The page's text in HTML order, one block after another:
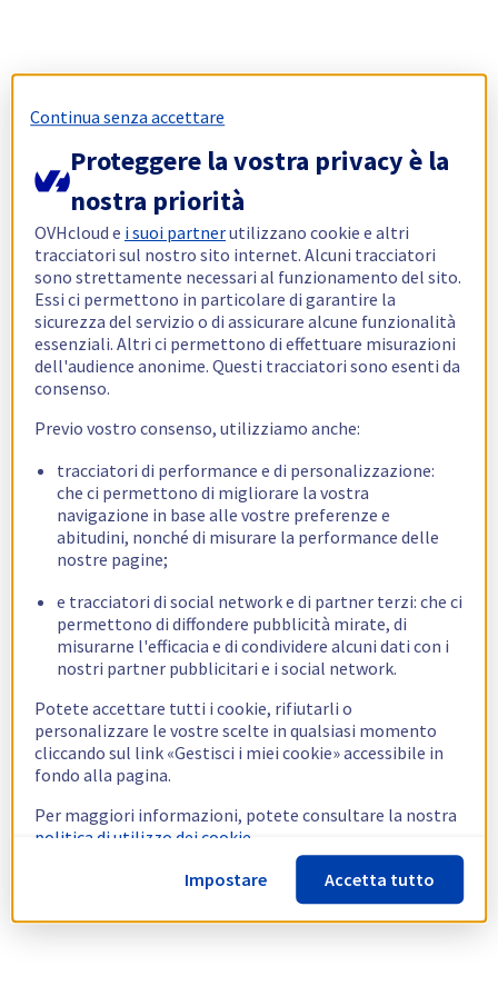
Continua senza accettare
Proteggere la vostra privacy è la
nostra priorità
OVHcloud e i suoi partnerutilizzano cookie e altri
tracciatori sul nostro sito internet. Alcuni tracciatori
sono strettamente necessari al funzionamento del sito.
Essi ci permettono in particolare di garantire la
sicurezza del servizio o di assicurare alcune funzionalità
essenziali. Altri ci permettono di effettuare misurazioni
dell'audience anonime. Questi tracciatori sono esenti da
consenso.
Previo vostro consenso, utilizziamo anche:
tracciatori di performance e di personalizzazione:
che ci permettono di migliorare la vostra
navigazione in base alle vostre preferenze e
abitudini, nonché di misurare la performance delle
nostre pagine;
e tracciatori di social network e di partner terzi: che ci
permettono di diffondere pubblicità mirate, di
misurarne l'efficacia e di condividere alcuni dati con i
nostri partner pubblicitari e i social network.
Potete accettare tutti i cookie, rifiutarli o
personalizzare le vostre scelte in qualsiasi momento
cliccando sul link «Gestisci i miei cookie» accessibile in
fondo alla pagina.
Per maggiori informazioni, potete consultare la nostra
politica di utilizzo dei cookie.
Impostare
Accetta tutto